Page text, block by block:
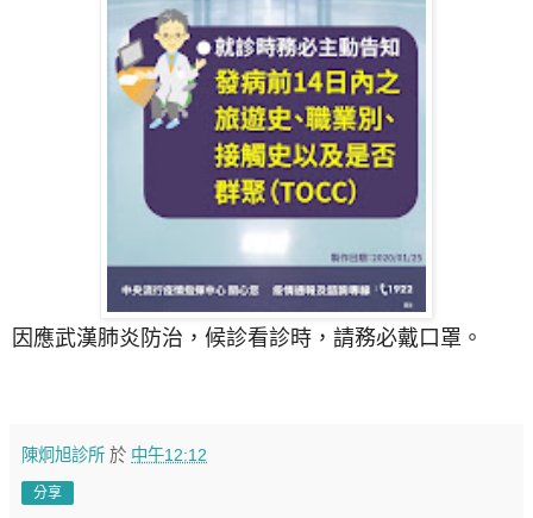
因應武漢肺炎防治，候診看診時，請務必戴口罩。
陳炯旭診所 於 中午12:12
分享